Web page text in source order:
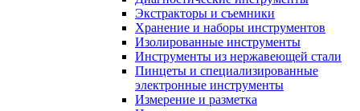
Экстракторы и съемники
Хранение и наборы инструментов
Изолированные инструменты
Инструменты из нержавеющей стали
Пинцеты и специализированные
электронные инструменты
Измерение и разметка